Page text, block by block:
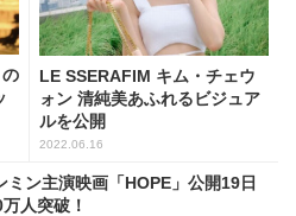
LE SSERAFIM キム・チェウ
ォン 清純美あふれるビジュア
ルを公開
2022.06.16
ミン主演映画「HOPE」公開19日
人突破！